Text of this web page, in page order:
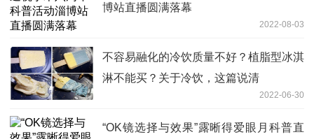
博站直播圆满落幕
2022-08-03
不容易融化的冷饮质量不好？植脂型冰淇
淋不能买？关于冷饮，这篇说清
2022-06-30
“OK镜选择与效果”露晰得爱眼月科普直